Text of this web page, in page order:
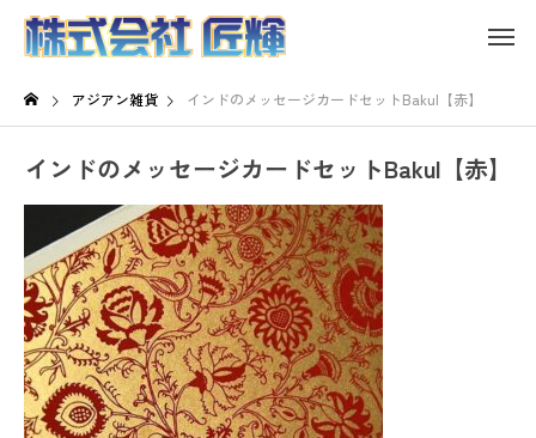
アジアン雑貨 インドのメッセージカードセットBakul【赤】
インドのメッセージカードセットBakul【赤】